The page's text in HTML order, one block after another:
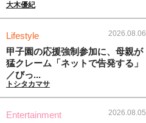
大木優紀
Lifestyle 2026.08.06
甲子園の応援強制参加に、母親が
猛クレーム「ネットで告発する」
／びっ...
トシタカマサ
Entertainment 2026.08.05